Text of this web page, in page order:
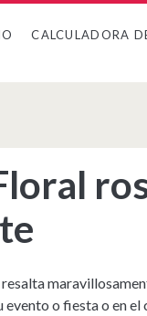
CALCULADORA
evento o fiesta o en